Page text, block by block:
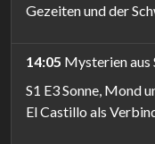
Gezeiten und der
14:05 Mysterien aus
S1 E3 Sonne, Mond
El Castillo als